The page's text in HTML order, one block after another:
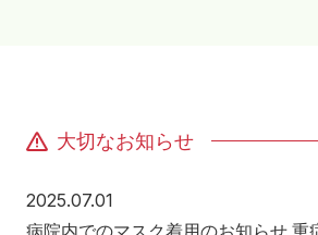
大切なお知らせ
2025.07.01
病院内でのマスク着用のお知らせ 重